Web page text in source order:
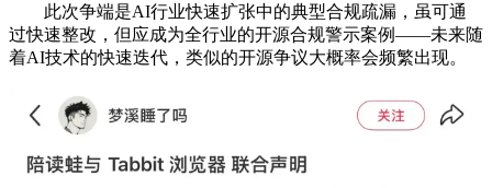
此次争端是AI行业快速扩张中的典型合规疏漏，虽可通
过快速整改，但应成为全行业的开源合规警示案例——未来随
着AI技术的快速迭代，类似的开源争议大概率会频繁出现。